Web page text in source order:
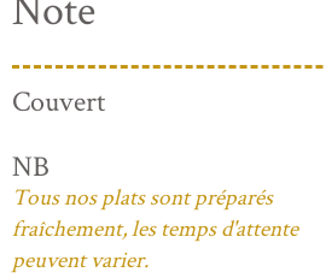
Note
Couvert
NB
Tous nos plats sont préparés
fraîchement, les temps d'attente
peuvent varier.